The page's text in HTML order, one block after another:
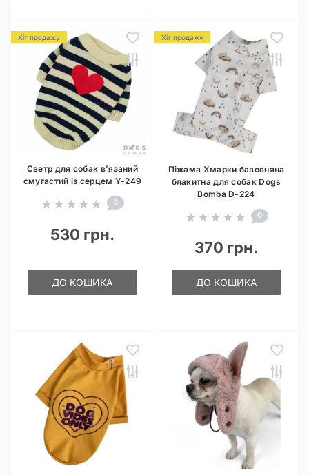
Хіт продажу
Светр для собак в’язаний
смугастий із серцем Y-249
0
530 грн.
ДО КОШИКА
Хіт продажу
Піжама Хмарки бавовняна
блакитна для собак Dogs
Bomba D-224
0
370 грн.
ДО КОШИКА